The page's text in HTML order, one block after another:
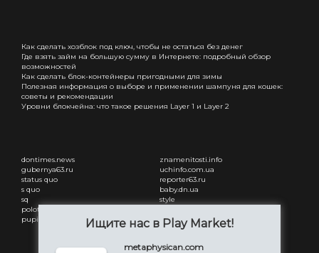
Как сделать хозблок под ключ, чтобы не остаться без денег
Где взять займ на большую сумму в Интернете: подробный обзор
возможностей
Как сделать блок-контейнеры пригодными для зимы
Полезная информация о выборе и применении шампуня для кошек:
советы и рекомендации
Уровни блокчейна: что такое решения Layer 1 и Layer 2
dontimes.news
gubernya63.ru
status quo
s quo
sq
polotsk-portal.ru
pupilby
znamenitosti.info
uchinfo.com.ua
reporter63.ru
baby.dn.ua
style
freesmi.by
Привітання з днем народження
Привітання з днем народження
Ищите нас в Play Market!
metaphysican.com